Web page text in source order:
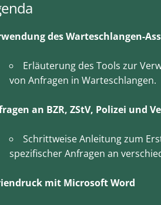
des Warteschlangen-
Erläuterung des Tools zur
von Anfragen in Warteschlangen.
an BZR, ZStV, Polizei und
Schrittweise Anleitung zum
spezifischer Anfragen an
mit Microsoft Word